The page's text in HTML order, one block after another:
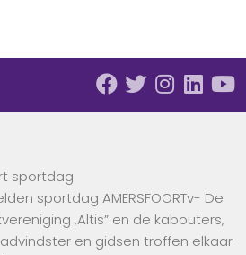
sportdag
sportdag AMERSFOORTv- De
,Altis” en de kabouters,
en gidsen troffen elkaar